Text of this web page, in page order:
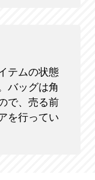
テムの状態
バッグは角
で、売る前
を行ってい